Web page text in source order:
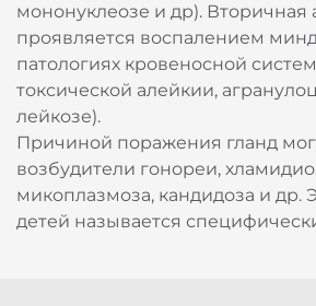
мононуклеозе и др). Вторичная
проявляется воспалением
патологиях кровеносной
токсической алейкии,
лейкозе).
Причиной поражения гланд
возбудители гонореи,
микоплазмоза, кандидоза и др.
детей называется